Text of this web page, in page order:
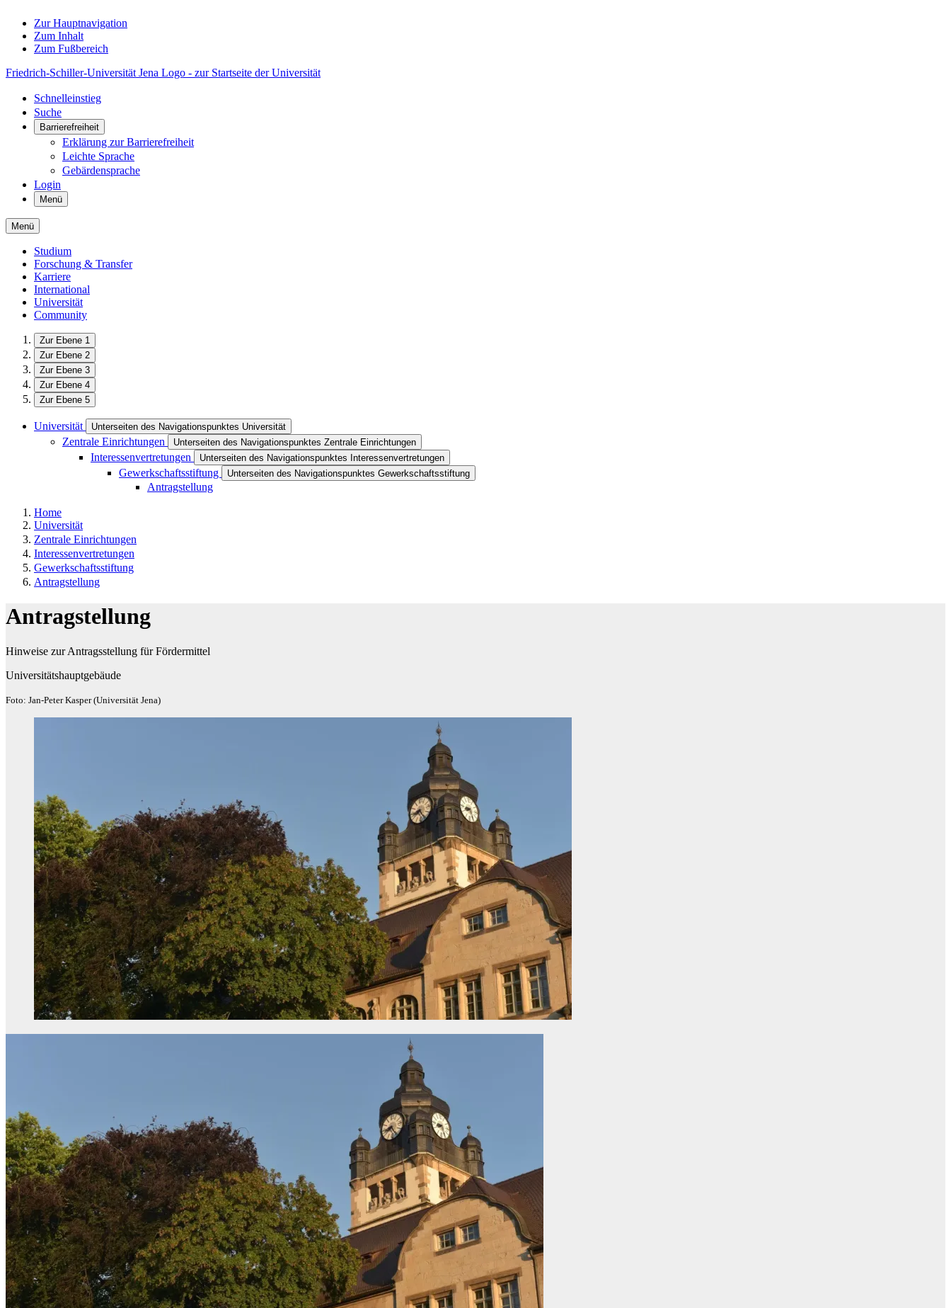
Zur Hauptnavigation
Zum Inhalt
Zum Fußbereich
Friedrich-Schiller-Universität Jena Logo - zur Startseite der Universität
Schnelleinstieg
Suche
Barrierefreiheit
Erklärung zur Barrierefreiheit
Leichte Sprache
Gebärdensprache
Login
Menü
Menü
Studium
Forschung & Transfer
Karriere
International
Universität
Community
Zur Ebene 1
Zur Ebene 2
Zur Ebene 3
Zur Ebene 4
Zur Ebene 5
Universität Unterseiten des Navigationspunktes Universität
Zentrale Einrichtungen Unterseiten des Navigationspunktes Zentrale Einrichtungen
Interessenvertretungen Unterseiten des Navigationspunktes Interessenvertretungen
Gewerkschaftsstiftung Unterseiten des Navigationspunktes Gewerkschaftsstiftung
Antragstellung
Home
Universität
Zentrale Einrichtungen
Interessenvertretungen
Gewerkschaftsstiftung
Antragstellung
Antragstellung
Hinweise zur Antragsstellung für Fördermittel
Universitätshauptgebäude
Foto: Jan-Peter Kasper (Universität Jena)